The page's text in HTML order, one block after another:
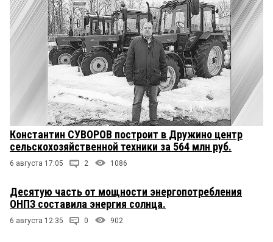
Константин СУВОРОВ построит в Дружино центр
сельскохозяйственной техники за 564 млн руб.
6 августа 17:05 2 1086
Десятую часть от мощности энергопотребления
ОНПЗ составила энергия солнца.
6 августа 12:35 0 902